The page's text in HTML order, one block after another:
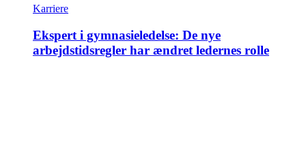
Karriere
Ekspert i gymnasieledelse: De nye
arbejdstidsregler har ændret ledernes rolle